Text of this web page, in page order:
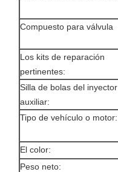
Compuesto para válvula
Los kits de reparación
pertinentes:
Silla de bolas del inyector
auxiliar:
Tipo de vehículo o motor:
El color:
Peso neto: